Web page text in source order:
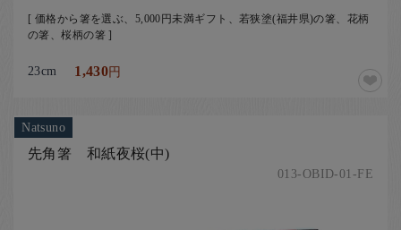
[ 価格から箸を選ぶ、5,000円未満ギフト、若狭塗(福井県)の箸、花柄
の箸、桜柄の箸 ]
23cm 1,430円
Natsuno
先角箸 和紙夜桜(中)
013-OBID-01-FE